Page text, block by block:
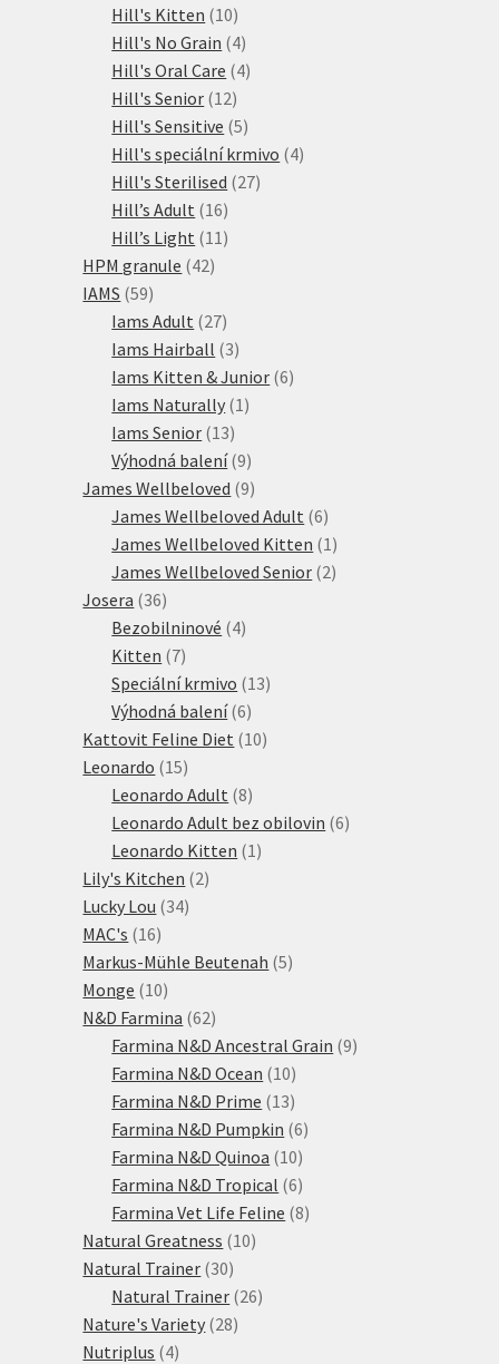
Hill's Kitten 1010
produktů
Hill's No Grain 44
produkty
Hill's Oral Care 44
Hill's Senior 1212
produktů
Hill's Sensitive 55
produktů
Hill's speciální krmivo 44
Hill's Sterilised 2727
Hill’s Adult 1616
produktů
Hill’s Light 11 11
HPM granule 4242
IAMS 5959
produktů
Iams Adult 2727
produktů
Iams Hairball 33
produkty
Iams Kitten & Junior 66
Iams Naturally 1 1
Iams Senior 1313
produktů
Výhodná balení 99
produktů
James Wellbeloved 99
produktů
James Wellbeloved Adult 66
produktů
James Wellbeloved Kitten 1 1
produkt
James Wellbeloved Senior 22
Josera 3636
produktů
Bezobilninové 44
Kitten 77
produktů
Speciální krmivo 1313
Výhodná balení 66
produktů
Kattovit Feline Diet 1010
Leonardo 1515
produktů
Leonardo Adult 88
produktů
Leonardo Adult bez obilovin 66
Leonardo Kitten 1 1
Lily's Kitchen 22
Lucky Lou 3434
MAC's 1616
produktů
Markus-Mühle Beutenah 55
Monge 1010
produktů
N&D Farmina 6262
produktů
Farmina N&D Ancestral Grain 99
Farmina N&D Ocean 1010
produktů
Farmina N&D Prime 1313
produktů
Farmina N&D Pumpkin 66
Farmina N&D Quinoa 1010
produktů
Farmina N&D Tropical 66
produktů
Farmina Vet Life Feline 88
Natural Greatness 1010
Natural Trainer 3030
produktů
Natural Trainer 2626
Nature's Variety 2828
Nutriplus 44